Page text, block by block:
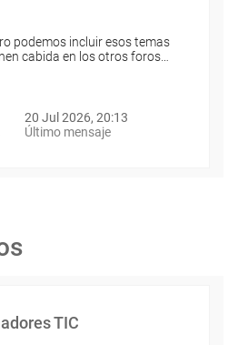
podemos incluir esos temas
cabida en los otros foros…
20 Jul 2026, 20:13
Último mensaje
TIC